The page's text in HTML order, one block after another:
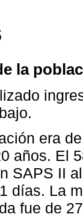
la
era
años. El
SAPS II
días. La
fue de